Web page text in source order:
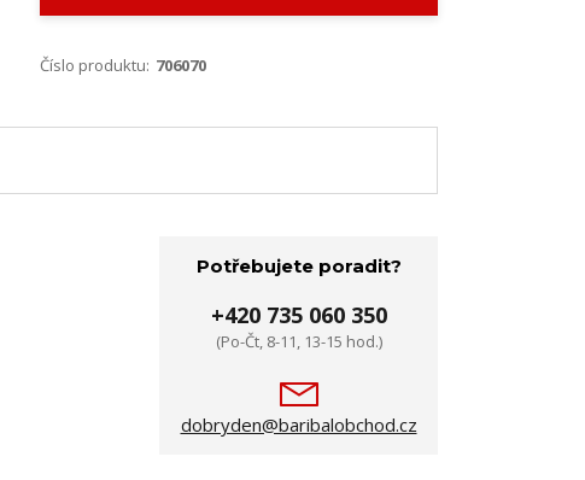
Číslo produktu: 706070
Potřebujete poradit?
+420 735 060 350
(Po-Čt, 8-11, 13-15 hod.)
dobryden@baribalobchod.cz